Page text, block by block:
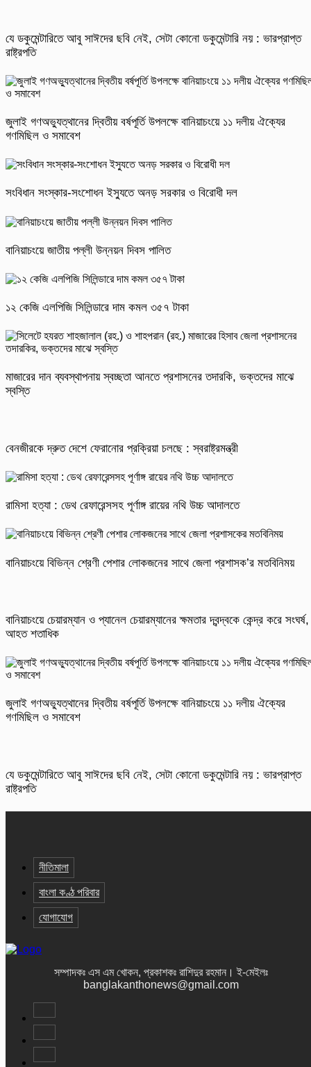
যে ডকুমেন্টারিতে আবু সাঈদের ছবি নেই, সেটা কোনো ডকুমেন্টারি নয় : ভারপ্রাপ্ত
রাষ্ট্রপতি
জুলাই গণঅভ্যুত্থানের দ্বিতীয় বর্ষপূর্তি উপলক্ষে বানিয়াচংয়ে ১১ দলীয় ঐক্যের
গণমিছিল ও সমাবেশ
সংবিধান সংস্কার-সংশোধন ইস্যুতে অনড় সরকার ও বিরোধী দল
বানিয়াচংয়ে জাতীয় পল্লী উন্নয়ন দিবস পালিত
১২ কেজি এলপিজি সিলিন্ডারে দাম কমল ৩৫৭ টাকা
মাজারের দান ব্যবস্থাপনায় স্বচ্ছতা আনতে প্রশাসনের তদারকি, ভক্তদের মাঝে
স্বস্তি
বেনজীরকে দ্রুত দেশে ফেরানোর প্রক্রিয়া চলছে : স্বরাষ্ট্রমন্ত্রী
রামিসা হত্যা : ডেথ রেফারেন্সসহ পূর্ণাঙ্গ রায়ের নথি উচ্চ আদালতে
বানিয়াচংয়ে বিভিন্ন শ্রেণী পেশার লোকজনের সাথে জেলা প্রশাসক’র মতবিনিময়
বানিয়াচংয়ে চেয়ারম্যান ও প্যানেল চেয়ারম্যানের ক্ষমতার দ্বন্দ্বকে কেন্দ্র করে সংঘর্ষ,
আহত শতাধিক
জুলাই গণঅভ্যুত্থানের দ্বিতীয় বর্ষপূর্তি উপলক্ষে বানিয়াচংয়ে ১১ দলীয় ঐক্যের
গণমিছিল ও সমাবেশ
যে ডকুমেন্টারিতে আবু সাঈদের ছবি নেই, সেটা কোনো ডকুমেন্টারি নয় : ভারপ্রাপ্ত
রাষ্ট্রপতি
নীতিমালা
বাংলা কণ্ঠ পরিবার
যোগাযোগ
সম্পাদকঃ এস এম খোকন, প্রকাশকঃ রাশিদুর রহমান । ই-মেইলঃ
banglakanthonews@gmail.com